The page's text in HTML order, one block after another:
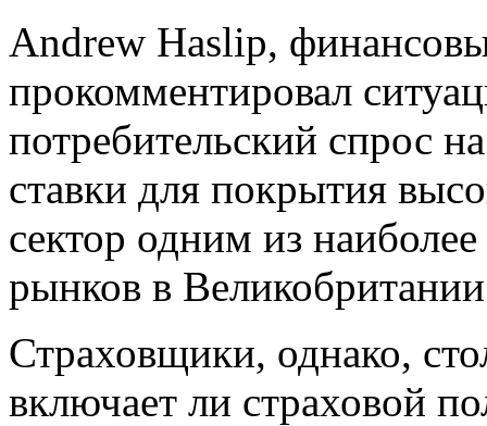
Andrew Haslip,
прокомментировал
потребительский спрос
ставки для покрытия
сектор одним из
рынков в
Страховщики, однако,
включает ли страховой